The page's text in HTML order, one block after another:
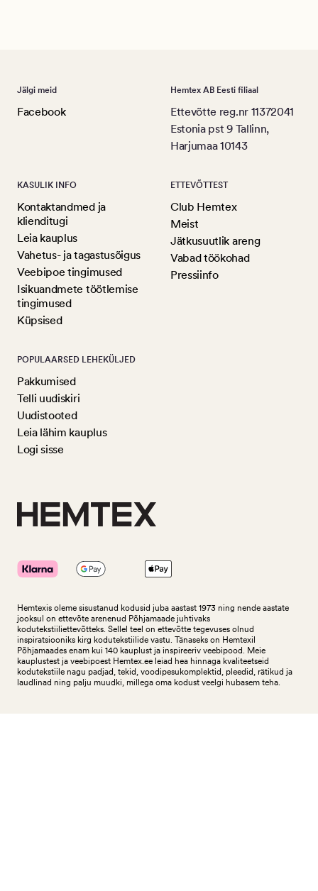
Jälgi meid
Facebook
Hemtex AB Eesti filiaal
Ettevõtte reg.nr 11372041
Estonia pst 9 Tallinn,
Harjumaa 10143
KASULIK INFO
Kontaktandmed ja
klienditugi
Leia kauplus
Vahetus- ja tagastusõigus
Veebipoe tingimused
Isikuandmete töötlemise
tingimused
Küpsised
ETTEVÕTTEST
Club Hemtex
Meist
Jätkusuutlik areng
Vabad töökohad
Pressiinfo
POPULAARSED LEHEKÜLJED
Pakkumised
Telli uudiskiri
Uudistooted
Leia lähim kauplus
Logi sisse
Hemtexis oleme sisustanud kodusid juba aastast 1973 ning nende aastate
jooksul on ettevõte arenenud Põhjamaade juhtivaks
kodutekstiiliettevõtteks. Sellel teel on ettevõtte tegevuses olnud
inspiratsiooniks kirg kodutekstiilide vastu. Tänaseks on Hemtexil
Põhjamaades enam kui 140 kauplust ja inspireeriv veebipood. Meie
kauplustest ja veebipoest Hemtex.ee leiad hea hinnaga kvaliteetseid
kodutekstiile nagu padjad, tekid, voodipesukomplektid, pleedid, rätikud ja
laudlinad ning palju muudki, millega oma kodust veelgi hubasem teha.